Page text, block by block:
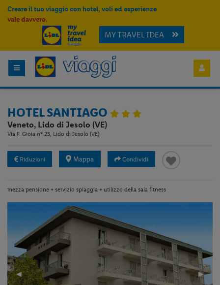
Creare il tuo viaggio con hotel, voli ed esperienze
vale davvero.
MY TRAVEL IDEA
HOTEL SANTIAGO
Veneto, Lido di Jesolo (VE)
Via F. Gioia n° 23, Lido di Jesolo (VE)
Riduzioni Mappa Condividi
mezza pensione + servizio spiaggia + utilizzo della sala fitness
Previous
Slide
◀︎
Next
Slide
▶︎